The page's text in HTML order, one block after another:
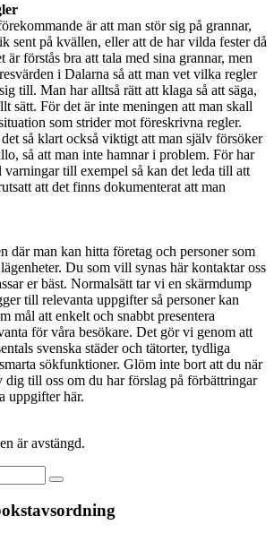
är att man stör sig på grannar,
sent på kvällen, eller att de har vilda fester då
är förstås bra att tala med sina grannar, men
i Dalarna så att man vet vilka regler
till. Man har alltså rätt att klaga så att säga,
sätt. För det är inte meningen att man skall
som strider mot föreskrivna regler.
så klart också viktigt att man själv försöker
så att man inte hamnar i problem. För har
varningar till exempel så kan det leda till att
att det finns dokumenterat att man
där man kan hitta företag och personer som
Du som vill synas här kontaktar oss
er bäst. Normalsätt tar vi en skärmdump
till relevanta uppgifter så personer kan
mål att enkelt och snabbt presentera
för våra besökare. Det gör vi genom att
svenska städer och tätorter, tydliga
sökfunktioner. Glöm inte bort att du när
dig till oss om du har förslag på förbättringar
uppgifter här.
är avstängd.